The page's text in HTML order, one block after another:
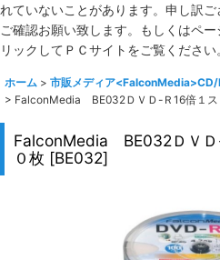
れていないことがあります。申し訳
ご確認お願い致します。もしくはペ
リックしてＰＣサイトをご覧ください
ホーム > 市販メディア
> FalconMedia BE032ＤＶＤ-Ｒ16倍１ス
FalconMedia BE032ＤＶＤ
０枚 [BE032]